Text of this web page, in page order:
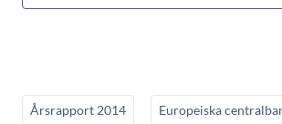
Årsrapport 2014 Europeiska